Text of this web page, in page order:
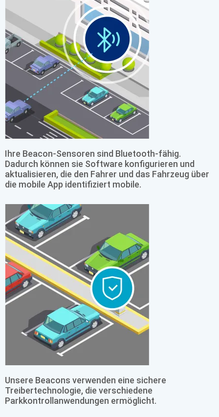
Ihre Beacon-Sensoren sind Bluetooth-fähig.
Dadurch können sie Software konfigurieren und
aktualisieren, die den Fahrer und das Fahrzeug über
die mobile App identifiziert mobile.
Unsere Beacons verwenden eine sichere
Treibertechnologie, die verschiedene
Parkkontrollanwendungen ermöglicht.